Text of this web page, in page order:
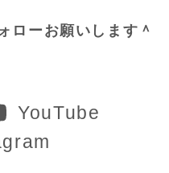
ローお願いします＾
YouTube